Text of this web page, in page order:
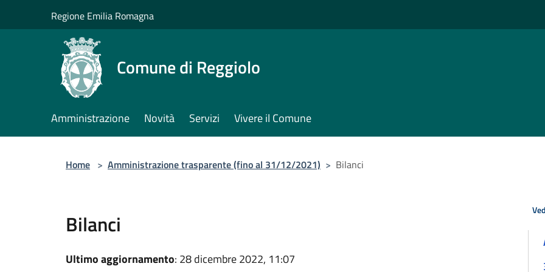
Regione Emilia Romagna
Comune di Reggiolo
Amministrazione Novità Servizi Vivere il Comune
Home > Amministrazione trasparente (fino al 31/12/2021) > Bilanci
Bilanci
Ultimo aggiornamento: 28 dicembre 2022, 11:07